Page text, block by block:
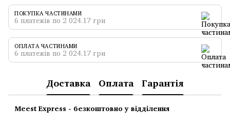
ПОКУПКА ЧАСТИНАМИ
6 платежів по 2 024.17 грн
ОПЛАТА ЧАСТИНАМИ
6 платежів по 2 024.17 грн
Доставка Оплата Гарантія
Meest Express - безкоштовно у відділення